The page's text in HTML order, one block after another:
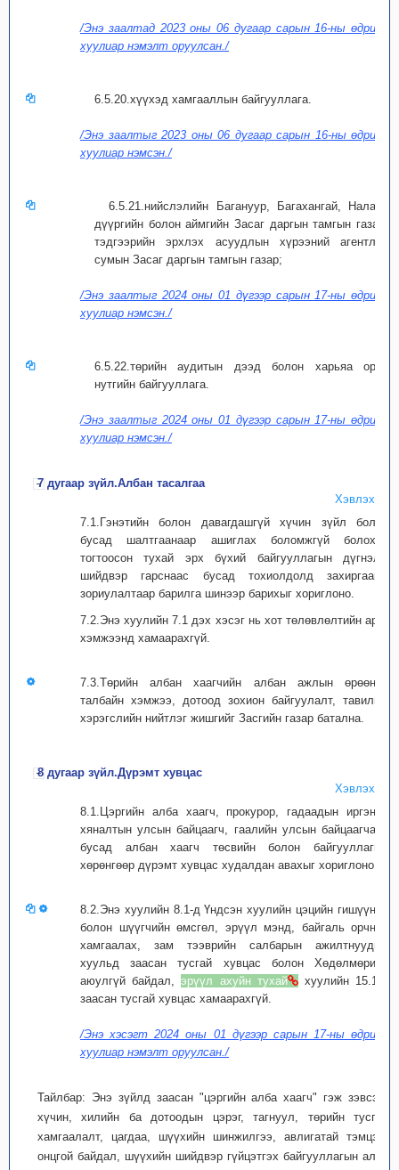
/Энэ заалтад 2023 оны 06 дугаар сарын 16-ны өдрийн
хуулиар нэмэлт оруулсан./
6.5.20.хүүхэд хамгааллын байгууллага.
/Энэ заалтыг 2023 оны 06 дугаар сарын 16-ны өдрийн
хуулиар нэмсэн./
6.5.21.нийслэлийн Багануур, Багахангай, Налайх
дүүргийн болон аймгийн Засаг даргын тамгын газар,
тэдгээрийн эрхлэх асуудлын хүрээний агентлаг,
сумын Засаг даргын тамгын газар;
/Энэ заалтыг 2024 оны 01 дүгээр сарын 17-ны өдрийн
хуулиар нэмсэн./
6.5.22.төрийн аудитын дээд болон харьяа орон
нутгийн байгууллага.
/Энэ заалтыг 2024 оны 01 дүгээр сарын 17-ны өдрийн
хуулиар нэмсэн./
7 дугаар зүйл.Албан тасалгаа
Хэвлэх
7.1.Гэнэтийн болон давагдашгүй хүчин зүйл болон
бусад шалтгаанаар ашиглах боломжгүй болохыг
тогтоосон тухай эрх бүхий байгууллагын дүгнэлт,
шийдвэр гарснаас бусад тохиолдолд захиргааны
зориулалтаар барилга шинээр барихыг хориглоно.
7.2.Энэ хуулийн 7.1 дэх хэсэг нь хот төлөвлөлтийн арга
хэмжээнд хамаарахгүй.
7.3.Төрийн албан хаагчийн албан ажлын өрөөний
талбайн хэмжээ, дотоод зохион байгуулалт, тавилга,
хэрэгслийн нийтлэг жишгийг Засгийн газар батална.
8 дугаар зүйл.Дүрэмт хувцас
Хэвлэх
8.1.Цэргийн алба хаагч, прокурор, гадаадын иргэний
хяналтын улсын байцаагч, гаалийн улсын байцаагчаас
бусад албан хаагч төсвийн болон байгууллагын
хөрөнгөөр дүрэмт хувцас худалдан авахыг хориглоно.
8.2.Энэ хуулийн 8.1-д Үндсэн хуулийн цэцийн гишүүний
болон шүүгчийн өмсгөл, эрүүл мэнд, байгаль орчныг
хамгаалах, зам тээврийн салбарын ажилтнуудын
хуульд заасан тусгай хувцас болон Хөдөлмөрийн
аюулгүй байдал,эрүүл ахуйн тухай
хуулийн 15.1-д
заасан тусгай хувцас хамаарахгүй.
/Энэ хэсэгт 2024 оны 01 дүгээр сарын 17-ны өдрийн
хуулиар нэмэлт оруулсан./
Тайлбар: Энэ зүйлд заасан "цэргийн алба хаагч" гэж зэвсэгт
хүчин, хилийн ба дотоодын цэрэг, тагнуул, төрийн тусгай
хамгаалалт, цагдаа, шүүхийн шинжилгээ, авлигатай тэмцэх,
онцгой байдал, шүүхийн шийдвэр гүйцэтгэх байгууллагын алба